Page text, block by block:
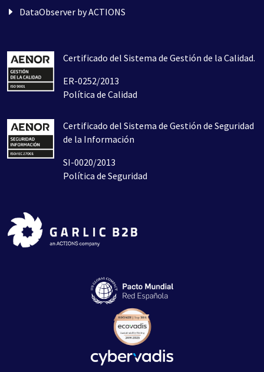
DataObserver by ACTIONS
Certificado del Sistema de Gestión de la Calidad.
ER-0252/2013
Política de Calidad
Certificado del Sistema de Gestión de Seguridad
de la Información
SI-0020/2013
Política de Seguridad